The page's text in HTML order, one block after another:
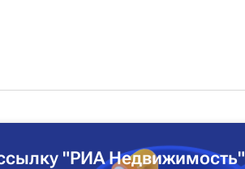
"РИА Недвижимость"